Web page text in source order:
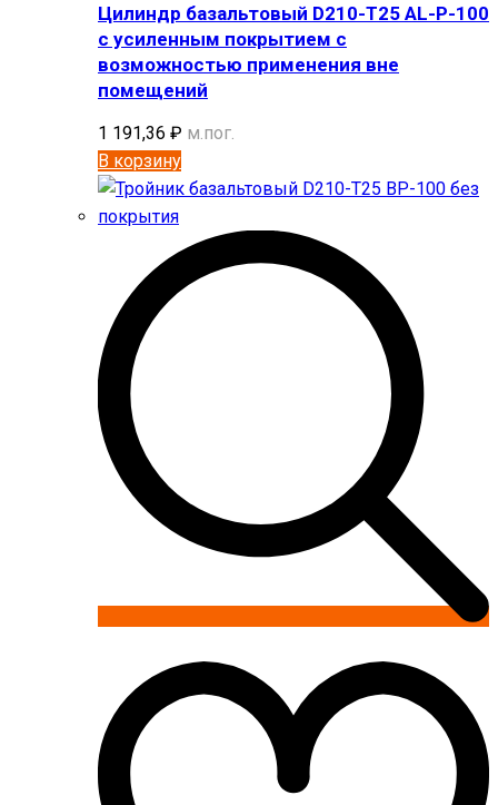
Цилиндр базальтовый D210-T25 AL-P-100
с усиленным покрытием с
возможностью применения вне
помещений
1 191,36 ₽ м.пог.
В корзину